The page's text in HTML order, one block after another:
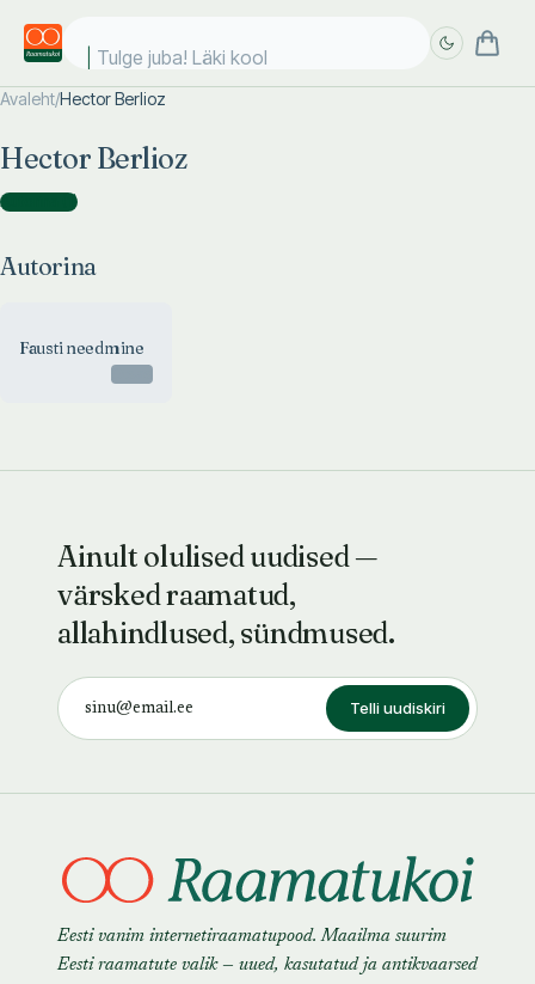
Tulge juba! Läki kooli
Avaleht/Hector Berlioz
Hector Berlioz
Autorina )
Autorina
Fausti needmine
Ainult olulised uudised —
värsked raamatud,
allahindlused, sündmused.
Telli uudiskiri
Eesti vanim internetiraamatupood. Maailma suurim
Eesti raamatute valik — uued, kasutatud ja antikvaarsed